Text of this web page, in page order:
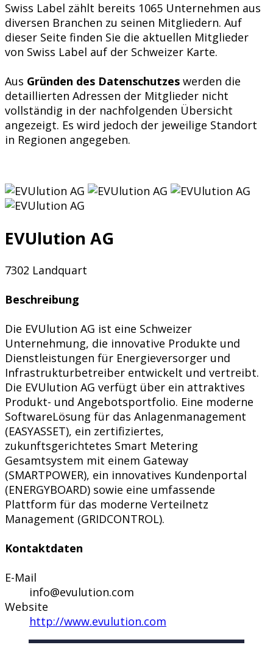
Swiss Label zählt bereits 1065 Unternehmen aus
diversen Branchen zu seinen Mitgliedern. Auf
dieser Seite finden Sie die aktuellen Mitglieder
von Swiss Label auf der Schweizer Karte.
Aus Gründen des Datenschutzes werden die
detaillierten Adressen der Mitglieder nicht
vollständig in der nachfolgenden Übersicht
angezeigt. Es wird jedoch der jeweilige Standort
in Regionen angegeben.
EVUlution AG
7302 Landquart
Beschreibung
Die EVUlution AG ist eine Schweizer
Unternehmung, die innovative Produkte und
Dienstleistungen für Energieversorger und
Infrastrukturbetreiber entwickelt und vertreibt.
Die EVUlution AG verfügt über ein attraktives
Produkt- und Angebotsportfolio. Eine moderne
SoftwareLösung für das Anlagenmanagement
(EASYASSET), ein zertifiziertes,
zukunftsgerichtetes Smart Metering
Gesamtsystem mit einem Gateway
(SMARTPOWER), ein innovatives Kundenportal
(ENERGYBOARD) sowie eine umfassende
Plattform für das moderne Verteilnetz
Management (GRIDCONTROL).
Kontaktdaten
E-Mail
info@evulution.com
Website
http://www.evulution.com